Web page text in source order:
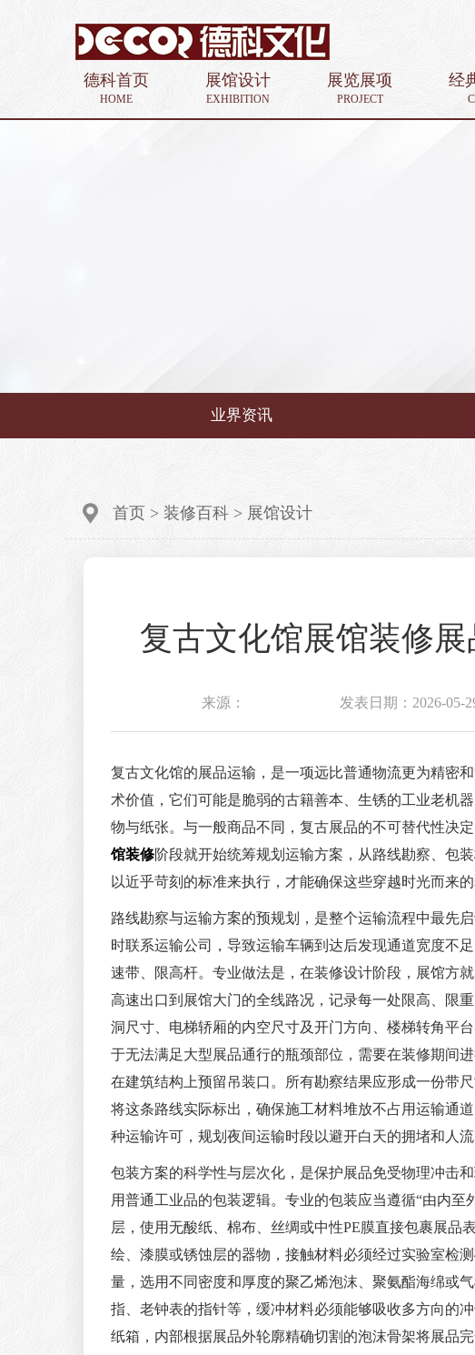
德科首页
HOME
展馆设计
EXHIBITION
展览展项
PROJECT
经
业界资讯
首页 > 装修百科 > 展馆设计
复古文化馆展馆装修
来源： 发表日期：2026-05-
复古文化馆的展品运输，是一项远比普通物流更为精密
术价值，它们可能是脆弱的古籍善本、生锈的工业老机
物与纸张。与一般商品不同，复古展品的不可替代性决
馆装修阶段就开始统筹规划运输方案，从路线勘察、包
以近乎苛刻的标准来执行，才能确保这些穿越时光而来
路线勘察与运输方案的预规划，是整个运输流程中最先
时联系运输公司，导致运输车辆到达后发现通道宽度不
速带、限高杆。专业做法是，在装修设计阶段，展馆方
高速出口到展馆大门的全线路况，记录每一处限高、限
洞尺寸、电梯轿厢的内空尺寸及开门方向、楼梯转角平
于无法满足大型展品通行的瓶颈部位，需要在装修期
在建筑结构上预留吊装口。所有勘察结果应形成一份带
将这条路线实际标出，确保施工材料堆放不占用运输通
种运输许可，规划夜间运输时段以避开白天的拥堵和人流
包装方案的科学性与层次化，是保护展品免受物理冲击
用普通工业品的包装逻辑。专业的包装应当遵循“由内
层，使用无酸纸、棉布、丝绸或中性PE膜直接包裹展
绘、漆膜或锈蚀层的器物，接触材料必须经过实验室检
量，选用不同密度和厚度的聚乙烯泡沫、聚氨酯海绵或
指、老钟表的指针等，缓冲材料必须能够吸收多方向的
纸箱，内部根据展品外轮廓精确切割的泡沫骨架将展品